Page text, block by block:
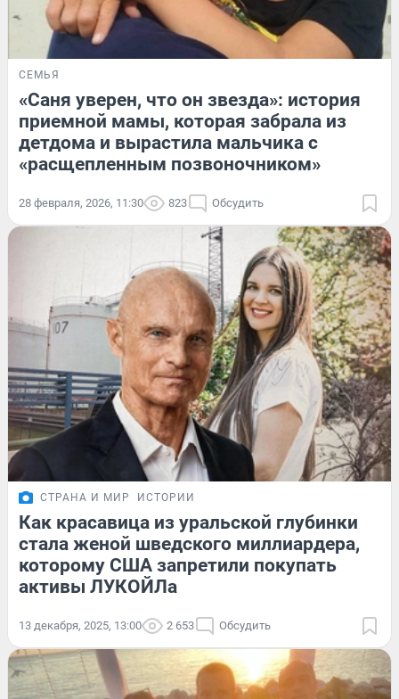
СЕМЬЯ
«Саня уверен, что он звезда»: история
приемной мамы, которая забрала из
детдома и вырастила мальчика с
«расщепленным позвоночником»
28 февраля, 2026, 11:30 823 Обсудить
СТРАНА И МИР ИСТОРИИ
Как красавица из уральской глубинки
стала женой шведского миллиардера,
которому США запретили покупать
активы ЛУКОЙЛа
13 декабря, 2025, 13:00 2 653 Обсудить